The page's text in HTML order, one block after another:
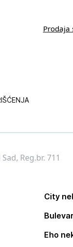
Prodaja
Reg.br. 711
City
Eho